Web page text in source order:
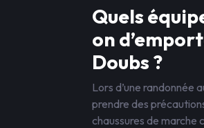
Quels
on
Doubs ?
Lors d’une randonnée
prendre des
chaussures de marche